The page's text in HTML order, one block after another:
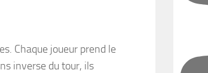
Chaque joueur prend le
inverse du tour, ils